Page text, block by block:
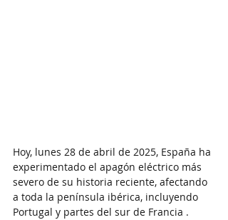
​Hoy, lunes 28 de abril de 2025, España ha
experimentado el apagón eléctrico más
severo de su historia reciente, afectando
a toda la península ibérica, incluyendo
Portugal y partes del sur de Francia .​